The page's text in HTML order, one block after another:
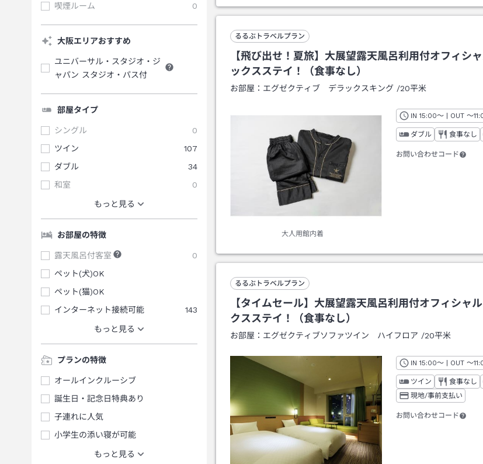
喫煙ルーム
0
大阪エリアおすすめ
ユニバーサル・スタジオ・ジ
ャパン スタジオ・パス付
部屋タイプ
シングル
0
ツイン
107
ダブル
34
和室
0
もっと見る
お部屋の特徴
露天風呂付客室
0
ペット(犬)OK
ペット(猫)OK
インターネット接続可能
143
もっと見る
プランの特徴
オールインクルーシブ
誕生日・記念日特典あり
子連れに人気
小学生の添い寝が可能
もっと見る
るるぶトラベルプラン
【飛び出せ！夏旅】大展望露天風呂利用付オフィシ
ックスステイ！（食事なし）
お部屋： エグゼクティブ デラックスキング /20平米
大人用館内着
IN チェックイン
15:00～ | OUT チェ
～
ダブル 食事なし
お問い合わせコード
るるぶトラベルプラン
【タイムセール】大展望露天風呂利用付オフィシャ
クスステイ！（食事なし）
お部屋： エグゼクティブソファツイン ハイフロア /20平米
IN チェックイン
15:00～ | OUT チェ
～
ツイン 食事なし
現地/事前支払い
お問い合わせコード